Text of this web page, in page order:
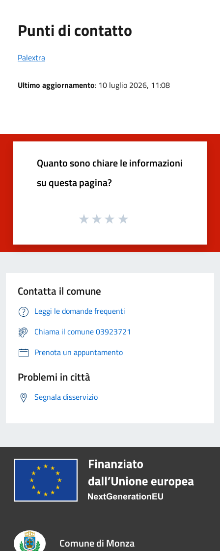
Punti di contatto
Palextra
Ultimo aggiornamento: 10 luglio 2026, 11:08
Quanto sono chiare le informazioni
su questa pagina?
Contatta il comune
Leggi le domande frequenti
Chiama il comune 03923721
Prenota un appuntamento
Problemi in città
Segnala disservizio
Comune di Monza